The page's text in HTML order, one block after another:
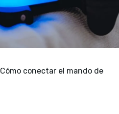
Cómo conectar el mando de